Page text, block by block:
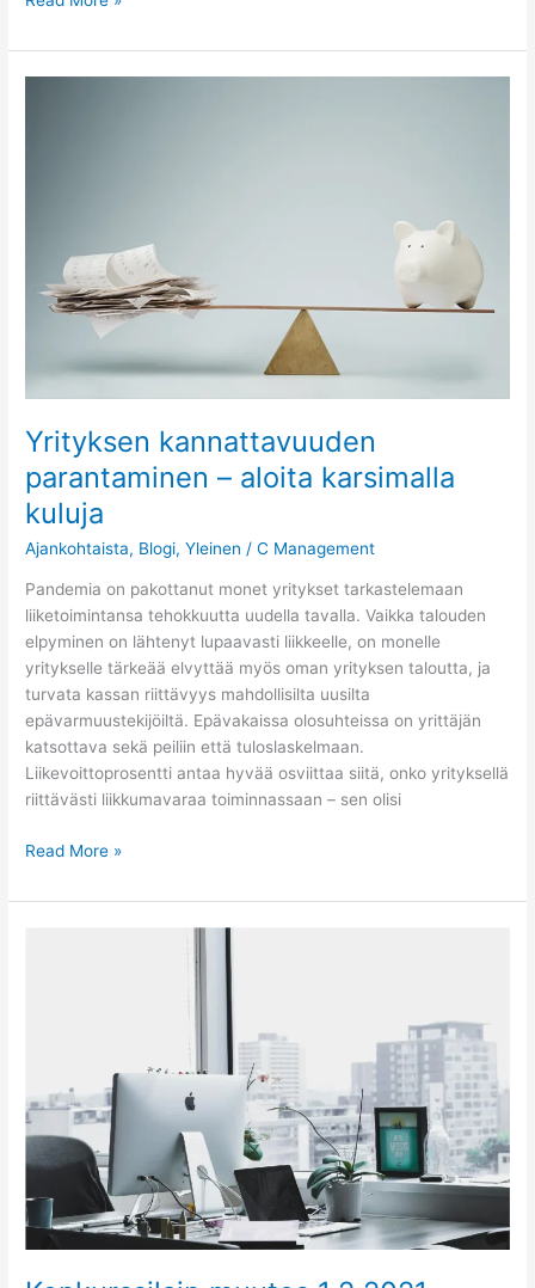
Yrityksen kannattavuuden
parantaminen – aloita karsimalla
kuluja
Ajankohtaista, Blogi,Yleinen /C Management
Pandemia on pakottanut monet yritykset tarkastelemaan
liiketoimintansa tehokkuutta uudella tavalla. Vaikka talouden
elpyminen on lähtenyt lupaavasti liikkeelle, on monelle
yritykselle tärkeää elvyttää myös oman yrityksen taloutta, ja
turvata kassan riittävyys mahdollisilta uusilta
epävarmuustekijöiltä. Epävakaissa olosuhteissa on yrittäjän
katsottava sekä peiliin että tuloslaskelmaan.
Liikevoittoprosentti antaa hyvää osviittaa siitä, onko yrityksellä
riittävästi liikkumavaraa toiminnassaan – sen olisi
Read More »